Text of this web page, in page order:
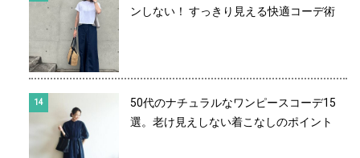
ンしない！ すっきり見える快適コーデ術
50代のナチュラルなワンピースコーデ15
選。老け見えしない着こなしのポイント